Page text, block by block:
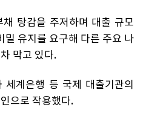
탕감을 주저하며 대출 규모
밀 유지를 요구해 다른 주요 나
막고 있다.
계은행 등 국제 대출기관의
으로 작용했다.